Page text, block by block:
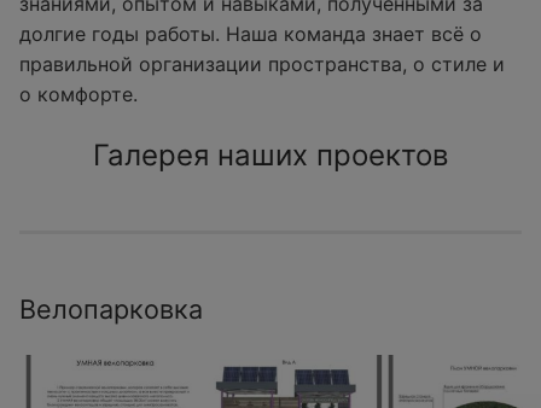
долгие годы работы. Наша команда знает всё о
правильной организации пространства, о стиле и
о комфорте.
Галерея наших проектов
Велопарковка